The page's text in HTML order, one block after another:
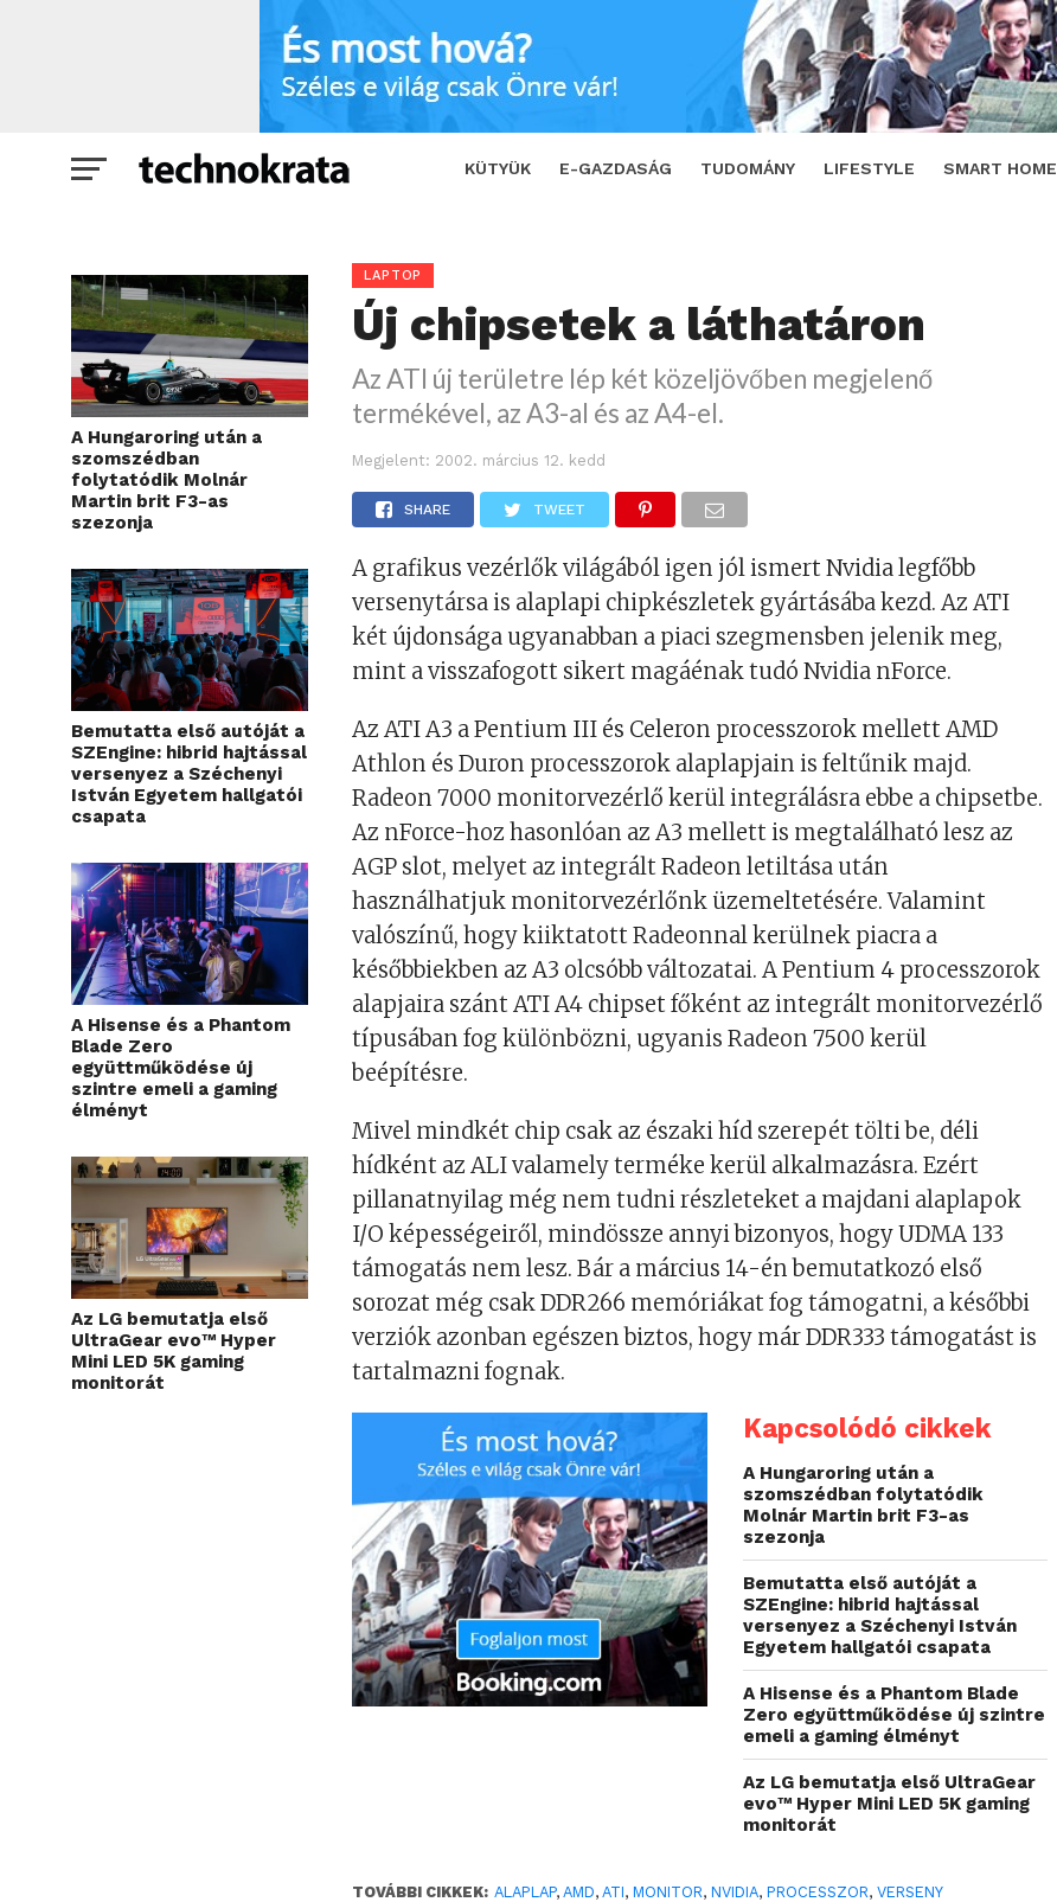
KÜTYÜK E-GAZDASÁG TUDOMÁNY LIFESTYLE SMART HOME
Új chipsetek a láthatáron SHARE
A Hungaroring után a
szomszédban
folytatódik Molnár
Martin brit F3-as
szezonja
Bemutatta első autóját a
SZEngine: hibrid hajtással
versenyez a Széchenyi
István Egyetem hallgatói
csapata
A Hisense és a Phantom
Blade Zero
együttműködése új
szintre emeli a gaming
élményt
Az LG bemutatja első
UltraGear evo™ Hyper
Mini LED 5K gaming
monitorát
LAPTOP
Új chipsetek a láthatáron
Az ATI új területre lép két közeljövőben megjelenő
termékével, az A3-al és az A4-el.
Megjelent: 2002. március 12. kedd
SHARE TWEET
A grafikus vezérlők világából igen jól ismert Nvidia legfőbb
versenytársa is alaplapi chipkészletek gyártásába kezd. Az ATI
két újdonsága ugyanabban a piaci szegmensben jelenik meg,
mint a visszafogott sikert magáénak tudó Nvidia nForce.
Az ATI A3 a Pentium III és Celeron processzorok mellett AMD
Athlon és Duron processzorok alaplapjain is feltűnik majd.
Radeon 7000 monitorvezérlő kerül integrálásra ebbe a chipsetbe.
Az nForce-hoz hasonlóan az A3 mellett is megtalálható lesz az
AGP slot, melyet az integrált Radeon letiltása után
használhatjuk monitorvezérlőnk üzemeltetésére. Valamint
valószínű, hogy kiiktatott Radeonnal kerülnek piacra a
későbbiekben az A3 olcsóbb változatai. A Pentium 4 processzorok
alapjaira szánt ATI A4 chipset főként az integrált monitorvezérlő
típusában fog különbözni, ugyanis Radeon 7500 kerül
beépítésre.
Mivel mindkét chip csak az északi híd szerepét tölti be, déli
hídként az ALI valamely terméke kerül alkalmazásra. Ezért
pillanatnyilag még nem tudni részleteket a majdani alaplapok
I/O képességeiről, mindössze annyi bizonyos, hogy UDMA 133
támogatás nem lesz. Bár a március 14-én bemutatkozó első
sorozat még csak DDR266 memóriákat fog támogatni, a későbbi
verziók azonban egészen biztos, hogy már DDR333 támogatást is
tartalmazni fognak.
Kapcsolódó cikkek
A Hungaroring után a
szomszédban folytatódik
Molnár Martin brit F3-as
szezonja
Bemutatta első autóját a
SZEngine: hibrid hajtással
versenyez a Széchenyi István
Egyetem hallgatói csapata
A Hisense és a Phantom Blade
Zero együttműködése új szintre
emeli a gaming élményt
Az LG bemutatja első UltraGear
evo™ Hyper Mini LED 5K gaming
monitorát
TOVÁBBI CIKKEK: ALAPLAP,AMD,ATI,MONITOR,NVIDIA,PROCESSZOR,VERSENY